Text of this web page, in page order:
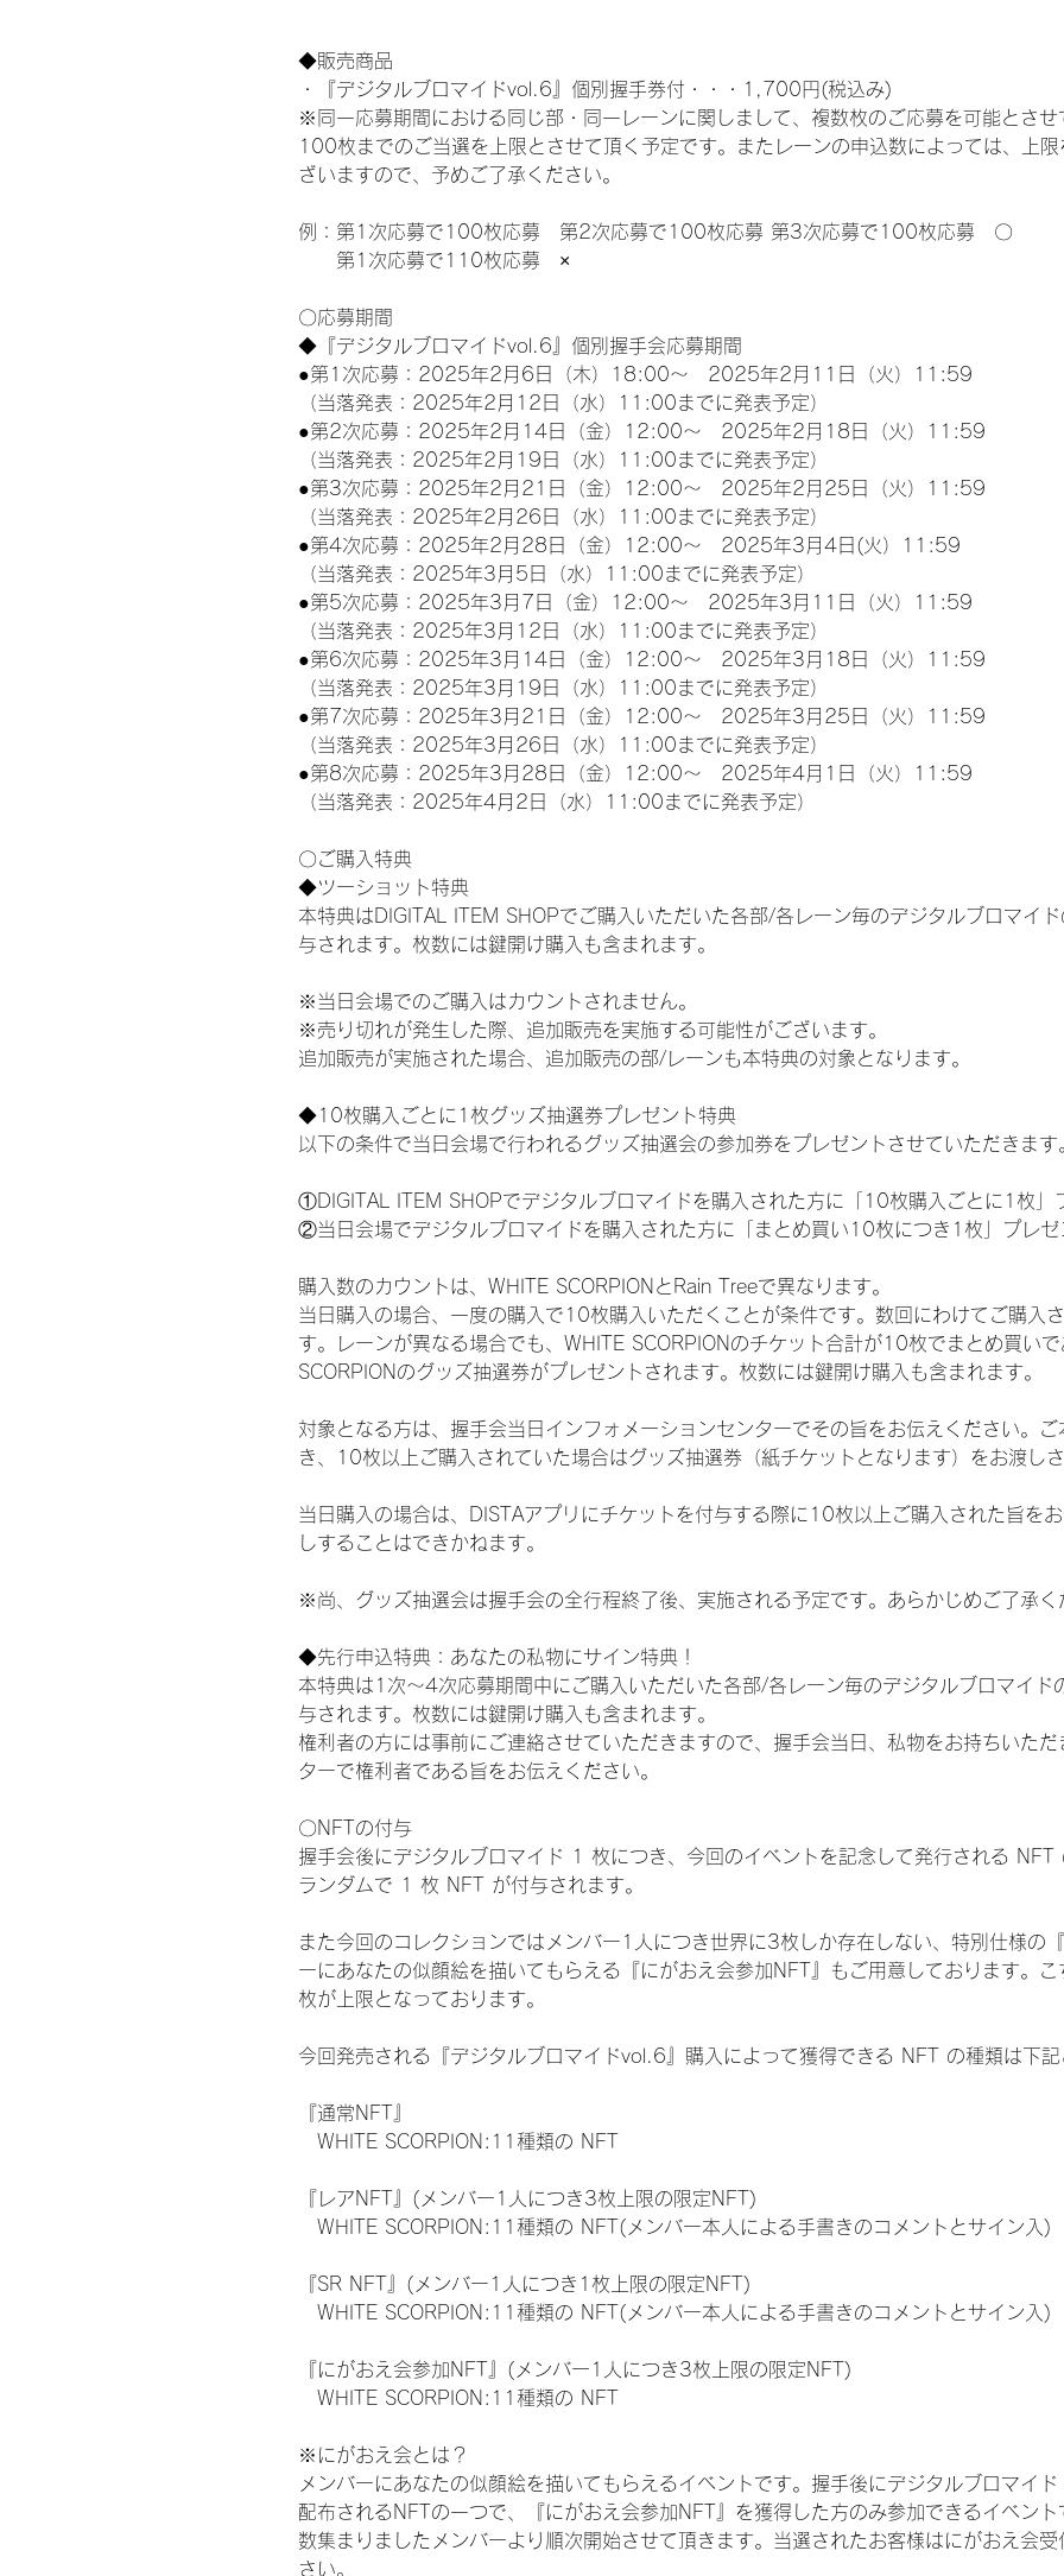
◆販売商品
・『デジタルブロマイドvol.6』個別握手券付・・・1,700円(税込み)
※同一応募期間における同じ部・同一レーンに関しまして、複数枚のご応募を可能とさ
100枚までのご当選を上限とさせて頂く予定です。またレーンの申込数によっては、上
ざいますので、予めご了承ください。
例：第1次応募で100枚応募　第2次応募で100枚応募 第3次応募で100枚応募　〇
第1次応募で110枚応募　×
〇応募期間
◆『デジタルブロマイドvol.6』個別握手会応募期間
●第1次応募：2025年2月6日（木）18:00～　2025年2月11日（火）11:59
（当落発表：2025年2月12日（水）11:00までに発表予定）
●第2次応募：2025年2月14日（金）12:00～　2025年2月18日（火）11:59
（当落発表：2025年2月19日（水）11:00までに発表予定）
●第3次応募：2025年2月21日（金）12:00～　2025年2月25日（火）11:59
（当落発表：2025年2月26日（水）11:00までに発表予定）
●第4次応募：2025年2月28日（金）12:00～　2025年3月4日(火）11:59
（当落発表：2025年3月5日（水）11:00までに発表予定）
●第5次応募：2025年3月7日（金）12:00～　2025年3月11日（火）11:59
（当落発表：2025年3月12日（水）11:00までに発表予定）
●第6次応募：2025年3月14日（金）12:00～　2025年3月18日（火）11:59
（当落発表：2025年3月19日（水）11:00までに発表予定）
●第7次応募：2025年3月21日（金）12:00～　2025年3月25日（火）11:59
（当落発表：2025年3月26日（水）11:00までに発表予定）
●第8次応募：2025年3月28日（金）12:00～　2025年4月1日（火）11:59
（当落発表：2025年4月2日（水）11:00までに発表予定）
〇ご購入特典
◆ツーショット特典
本特典はDIGITAL ITEM SHOPでご購入いただいた各部/各レーン毎のデジタルブロマイ
与されます。枚数には鍵開け購入も含まれます。
※当日会場でのご購入はカウントされません。
※売り切れが発生した際、追加販売を実施する可能性がございます。
追加販売が実施された場合、追加販売の部/レーンも本特典の対象となります。
◆10枚購入ごとに1枚グッズ抽選券プレゼント特典
以下の条件で当日会場で行われるグッズ抽選会の参加券をプレゼントさせていただきます
①DIGITAL ITEM SHOPでデジタルブロマイドを購入された方に「10枚購入ごとに1枚」
②当日会場でデジタルブロマイドを購入された方に「まとめ買い10枚につき1枚」プレゼ
購入数のカウントは、WHITE SCORPIONとRain Treeで異なります。
当日購入の場合、一度の購入で10枚購入いただくことが条件です。数回にわけてご購入
す。レーンが異なる場合でも、WHITE SCORPIONのチケット合計が10枚でまとめ買い
SCORPIONのグッズ抽選券がプレゼントされます。枚数には鍵開け購入も含まれます。
対象となる方は、握手会当日インフォメーションセンターでその旨をお伝えください。
き、10枚以上ご購入されていた場合はグッズ抽選券（紙チケットとなります）をお渡しさ
当日購入の場合は、DISTAアプリにチケットを付与する際に10枚以上ご購入された旨を
しすることはできかねます。
※尚、グッズ抽選会は握手会の全行程終了後、実施される予定です。あらかじめご了承く
◆先行申込特典：あなたの私物にサイン特典！
本特典は1次〜4次応募期間中にご購入いただいた各部/各レーン毎のデジタルブロマイド
与されます。枚数には鍵開け購入も含まれます。
権利者の方には事前にご連絡させていただきますので、握手会当日、私物をお持ちいた
ターで権利者である旨をお伝えください。
〇NFTの付与
握手会後にデジタルブロマイド 1 枚につき、今回のイベントを記念して発行される NFT
ランダムで 1 枚 NFT が付与されます。
また今回のコレクションではメンバー1人につき世界に3枚しか存在しない、特別仕様の
ーにあなたの似顔絵を描いてもらえる『にがおえ会参加NFT』もご用意しております。
枚が上限となっております。
今回発売される『デジタルブロマイドvol.6』購入によって獲得できる NFT の種類は下記
『通常NFT』
WHITE SCORPION:11種類の NFT
『レアNFT』(メンバー1人につき3枚上限の限定NFT)
WHITE SCORPION:11種類の NFT(メンバー本人による手書きのコメントとサイン入)
『SR NFT』(メンバー1人につき1枚上限の限定NFT)
WHITE SCORPION:11種類の NFT(メンバー本人による手書きのコメントとサイン入)
『にがおえ会参加NFT』(メンバー1人につき3枚上限の限定NFT)
WHITE SCORPION:11種類の NFT
※にがおえ会とは？
メンバーにあなたの似顔絵を描いてもらえるイベントです。握手後にデジタルブロマイ
配布されるNFTの一つで、『にがおえ会参加NFT』を獲得した方のみ参加できるイベン
数集まりましたメンバーより順次開始させて頂きます。当選されたお客様はにがおえ会
さい。